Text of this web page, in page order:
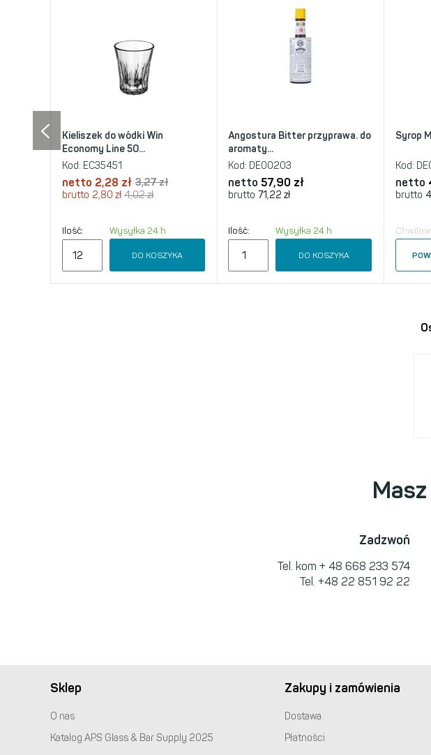
Kieliszek do wódki Win
Economy Line 50...
Kod: EC35451
netto 2,28 zł 3,27 zł
brutto 2,80 zł4,02 zł
Ilość: Wysyłka 24 h
DO KOSZYKA
Angostura Bitter przyprawa. do
aromaty...
Kod: DE00203
netto 57,90 zł
brutto 71,22 zł
Ilość: Wysyłka 24 h
DO KOSZYKA
Syrop
Kod:
netto
brutto
Zadzwoń
Tel. kom + 48 668 233 574
Tel. +48 22 851 92 22
Sklep
O nas
Katalog APS Glass & Bar Supply 2025
Zakupy i zamówienia
Dostawa
Płatności